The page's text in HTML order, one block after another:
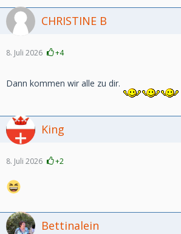
CHRISTINE B
8. Juli 2026 +4
Dann kommen wir alle zu dir.
King
8. Juli 2026 +2
Bettinalein